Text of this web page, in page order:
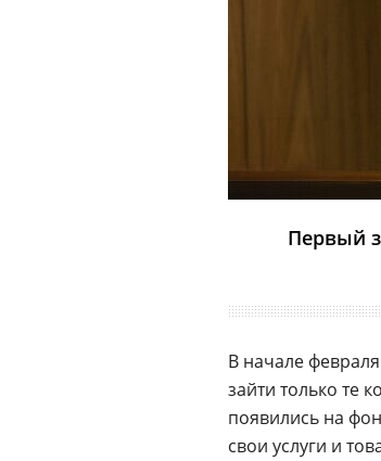
Первый
В начале
зайти только те
появились на
свои услуги и